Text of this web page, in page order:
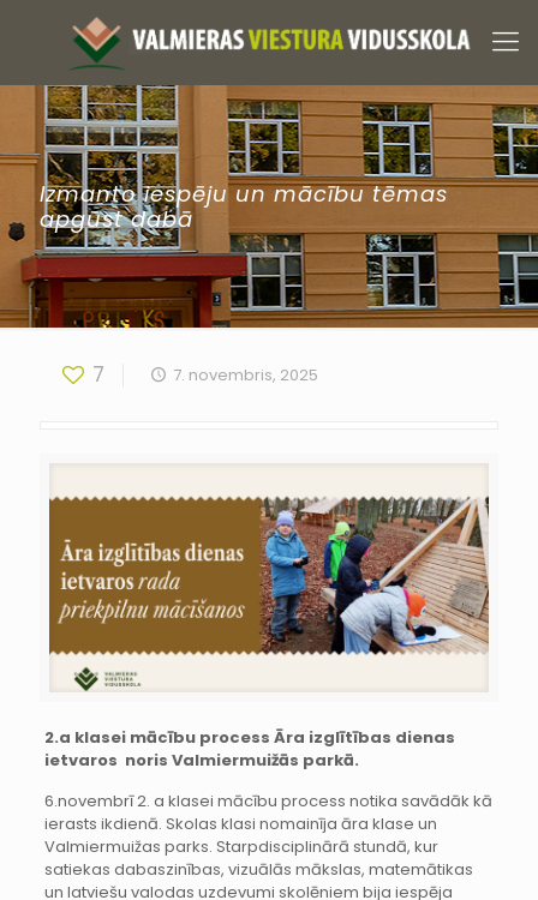
Izmanto iespēju un mācību tēmas
apgūst dabā
7 7. novembris, 2025
2.a klasei mācību process Āra izglītības dienas
ietvaros noris Valmiermuižās parkā.
6.novembrī 2. a klasei mācību process notika savādāk kā
ierasts ikdienā. Skolas klasi nomainīja āra klase un
Valmiermuižas parks. Starpdisciplinārā stundā, kur
satiekas dabaszinības, vizuālās mākslas, matemātikas
un latviešu valodas uzdevumi skolēniem bija iespēja